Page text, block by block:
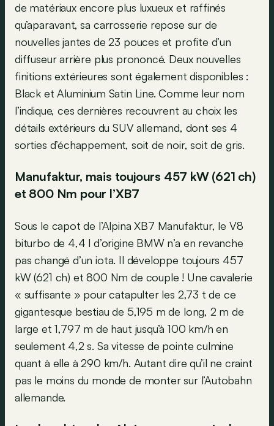
de matériaux encore plus luxueux et raffinés
qu’aparavant, sa carrosserie repose sur de
nouvelles jantes de 23 pouces et profite d’un
diffuseur arrière plus prononcé. Deux nouvelles
finitions extérieures sont également disponibles :
Black et Aluminium Satin Line. Comme leur nom
l’indique, ces dernières recouvrent au choix les
détails extérieurs du SUV allemand, dont ses 4
sorties d’échappement, soit de noir, soit de gris.
Manufaktur, mais toujours 457 kW (621 ch)
et 800 Nm pour l’XB7
Sous le capot de l’Alpina XB7 Manufaktur, le V8
biturbo de 4,4 l d’origine BMW n’a en revanche
pas changé d’un iota. Il développe toujours 457
kW (621 ch) et 800 Nm de couple ! Une cavalerie
« suffisante » pour catapulter les 2,73 t de ce
gigantesque bestiau de 5,195 m de long, 2 m de
large et 1,797 m de haut jusqu’à 100 km/h en
seulement 4,2 s. Sa vitesse de pointe culmine
quant à elle à 290 km/h. Autant dire qu’il ne craint
pas le moins du monde de monter sur l’Autobahn
allemande.